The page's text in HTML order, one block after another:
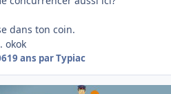
dans ton coin.
okok
19 ans par Typiac